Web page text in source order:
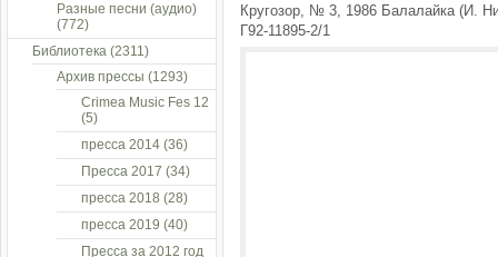
Кругозор, № 3, 1986 Балалайка (И.
Г92-11895-2/1
Разные песни (аудио)
(772)
Библиотека (2311)
Архив прессы (1293)
Crimea Music Fes 12
(5)
пресса 2014 (36)
Пресса 2017 (34)
пресса 2018 (28)
пресса 2019 (40)
Пресса за 2012 год